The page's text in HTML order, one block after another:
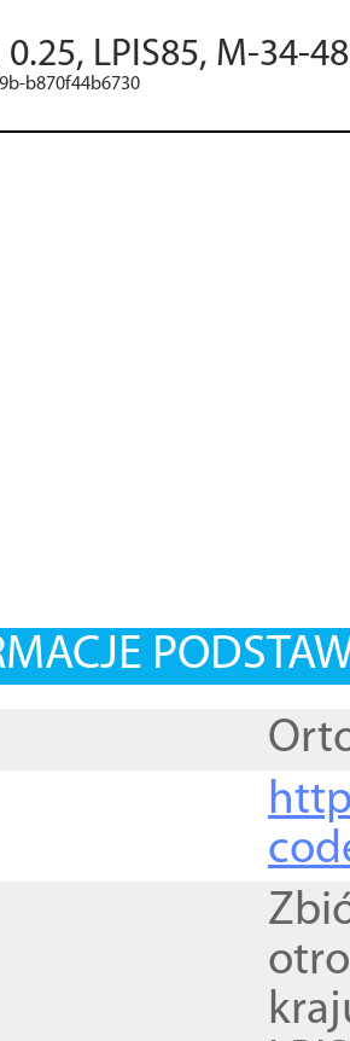
LPIS85, M-34-
b870f44b6730